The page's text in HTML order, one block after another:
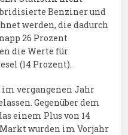
Benziner und
werden, die dadurch
26 Prozent
die Werte für
(14 Prozent).
vergangenen Jahr
Gegenüber dem
einem Plus von 14
wurden im Vorjahr